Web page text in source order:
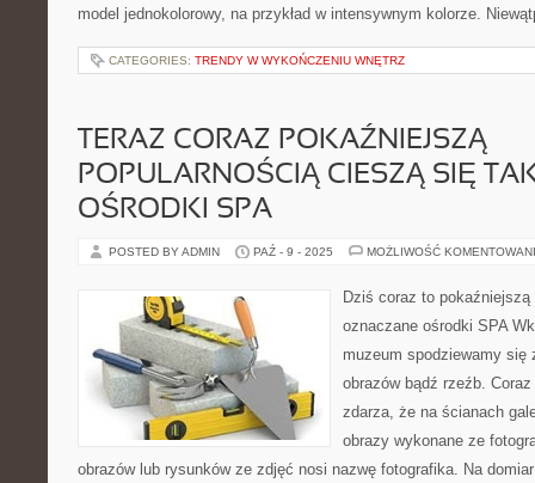
model jednokolorowy, na przykład w intensywnym kolorze.
CATEGORIES: TRENDY W WYKOŃCZENIU WNĘTRZ
TERAZ CORAZ POKAŹNIEJSZĄ
POPULARNOŚCIĄ CIESZĄ SIĘ
OŚRODKI SPA
POSTED BY ADMIN PAŹ - 9 - 2025 MOŻLIWOŚĆ
Dziś coraz to
oznaczane ośrodki SPA
muzeum spodziewamy się
obrazów bądź rzeźb.
zdarza, że na ścianach
obrazy wykonane ze
obrazów lub rysunków ze zdjęć nosi nazwę fotografika. Na